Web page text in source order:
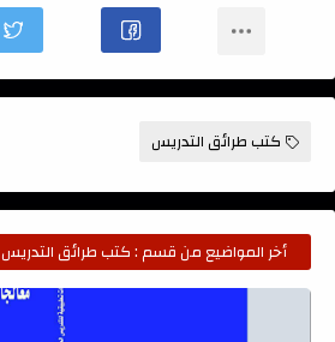
كتب طرائق التدريس
أخر المواضيع من قسم : كتب طرائق التدريس